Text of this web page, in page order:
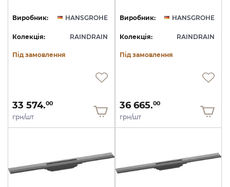
Виробник: HANSGROHE
Колекція: RAINDRAIN
Під замовлення
33 574.00
грн/шт
Виробник: HANSGROHE
Колекція: RAINDRAIN
Під замовлення
36 665.00
грн/шт